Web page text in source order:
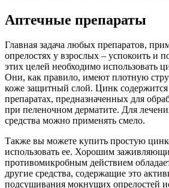
Аптечные препараты
Главная задача любых препаратов,
опрелостях у взрослых – успокоить и
этих целей необходимо использовать
Они, как правило, имеют плотную
коже защитный слой. Цинк
препаратах, предназначенных для
при пеленочном дерматите. Для
средства можно применять смело.
Также вы можете купить простую
использовать ее. Хорошим
противомикробным действием
другие средства, содержащие это
подсушивания мокнущих опрелостей